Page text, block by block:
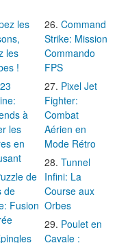
les
les
!
à
les
en
de
de
Fusion
Command
Strike: Mission
Commando
FPS
Pixel Jet
Fighter:
Combat
Aérien en
Mode Rétro
Tunnel
Infini: La
Course aux
Orbes
Poulet en
Cavale :